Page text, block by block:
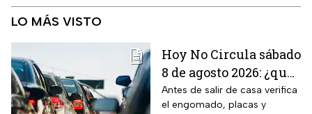
LO MÁS VISTO
Hoy No Circula sábado
8 de agosto 2026: ¿qué
autos no circulan en
CDMX y Edomex?
Antes de salir de casa verifica
el engomado, placas y